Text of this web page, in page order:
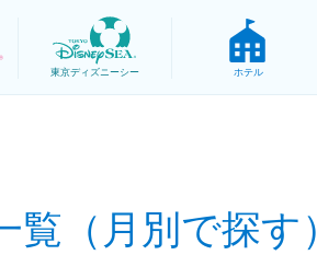
東京ディズニーシー ホテル
（月別で探す）